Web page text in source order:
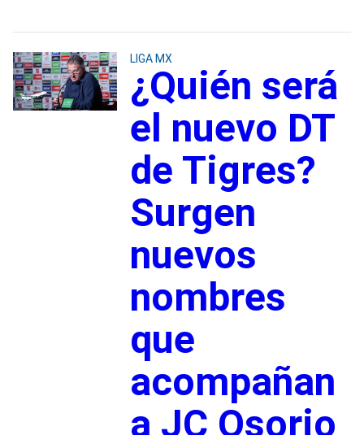
LIGA MX
¿Quién será
el nuevo DT
de Tigres?
Surgen
nuevos
nombres
que
acompañan
a JC Osorio